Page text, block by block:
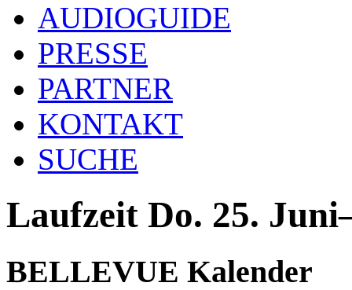
AUDIOGUIDE
PRESSE
PARTNER
KONTAKT
SUCHE
Laufzeit Do. 25.
BELLEVUE Kalender